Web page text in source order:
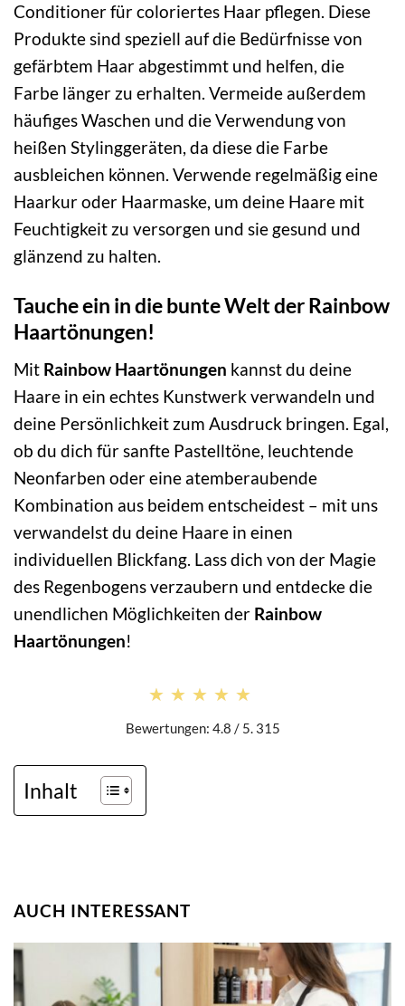
Conditioner für coloriertes Haar pflegen. Diese
Produkte sind speziell auf die Bedürfnisse von
gefärbtem Haar abgestimmt und helfen, die
Farbe länger zu erhalten. Vermeide außerdem
häufiges Waschen und die Verwendung von
heißen Stylinggeräten, da diese die Farbe
ausbleichen können. Verwende regelmäßig eine
Haarkur oder Haarmaske, um deine Haare mit
Feuchtigkeit zu versorgen und sie gesund und
glänzend zu halten.
Tauche ein in die bunte Welt der Rainbow
Haartönungen!
Mit Rainbow Haartönungen kannst du deine
Haare in ein echtes Kunstwerk verwandeln und
deine Persönlichkeit zum Ausdruck bringen. Egal,
ob du dich für sanfte Pastelltöne, leuchtende
Neonfarben oder eine atemberaubende
Kombination aus beidem entscheidest – mit uns
verwandelst du deine Haare in einen
individuellen Blickfang. Lass dich von der Magie
des Regenbogens verzaubern und entdecke die
unendlichen Möglichkeiten der Rainbow
Haartönungen!
★★★★★
★★★★★
Bewertungen: 4.8 / 5. 315
Inhalt
AUCH INTERESSANT